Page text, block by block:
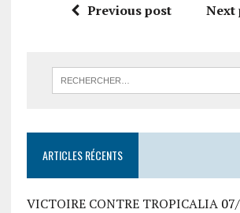
Previous post Next
ARTICLES RÉCENTS
VICTOIRE CONTRE TROPICALIA